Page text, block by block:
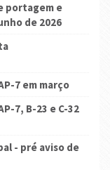
portagem e
de 2026
7 em março
7, B-23 e C-32
- pré aviso de